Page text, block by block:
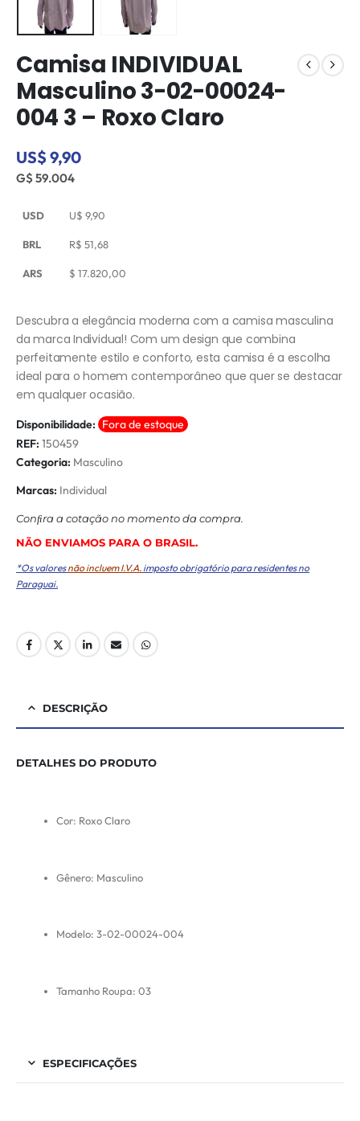
Camisa INDIVIDUAL
Masculino 3-02-00024-
004 3 – Roxo Claro
US$ 9,90
G$ 59.004
USD U$ 9,90
BRL R$ 51,68
ARS $ 17.820,00
Descubra a elegância moderna com a camisa masculina
da marca Individual! Com um design que combina
perfeitamente estilo e conforto, esta camisa é a escolha
ideal para o homem contemporâneo que quer se destacar
em qualquer ocasião.
Disponibilidade: Fora de estoque
REF: 150459
Categoria: Masculino
Marcas: Individual
Conﬁra a cotação no momento da compra.
NÃO ENVIAMOS PARA O BRASIL.
*Os valoresnão incluem I.V.A. imposto obrigatório para residentes no
Paraguai.
DESCRIÇÃO
DETALHES DO PRODUTO
Cor: Roxo Claro
Gênero: Masculino
Modelo: 3-02-00024-004
Tamanho Roupa: 03
ESPECIFICAÇÕES